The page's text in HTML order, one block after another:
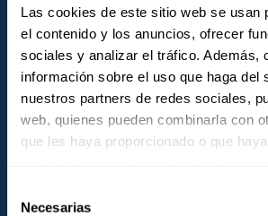
Las cookies de este sitio web se usan
el contenido y los anuncios, ofrecer
sociales y analizar el tráfico. Además,
información sobre el uso que haga del
nuestros partners de redes sociales,
web, quienes pueden combinarla con
que les haya proporcionado o que
Necesarias